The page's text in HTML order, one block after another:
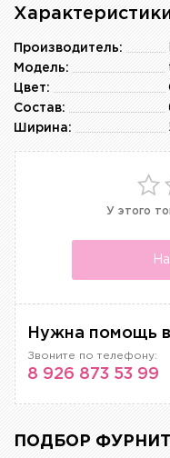
Производитель:
Модель:
Цвет:
Состав:
Ширина:
У этого
Нужна помощь
Звоните по телефону:
8 926 873 53 99
ПОДБОР